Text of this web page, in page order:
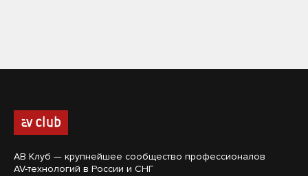
АВ Клуб — крупнейшее сообщество профессионалов
AV-технологий в России и СНГ